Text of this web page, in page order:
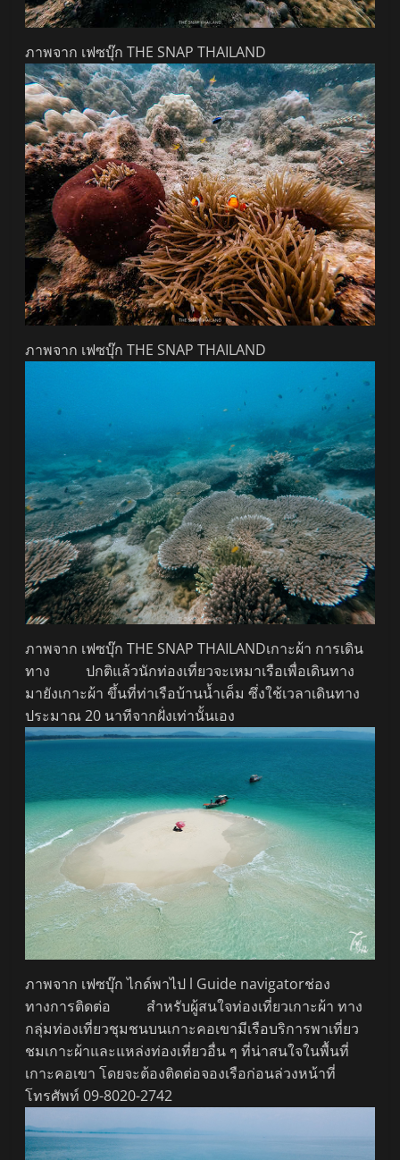
ภาพจาก เฟซบุ๊ก THE SNAP THAILAND
ภาพจาก เฟซบุ๊ก THE SNAP THAILAND
ภาพจาก เฟซบุ๊ก THE SNAP THAILANDเกาะผ้า การเดิน
ทาง ปกติแล้วนักท่องเที่ยวจะเหมาเรือเพื่อเดินทาง
มายังเกาะผ้า ขึ้นที่ท่าเรือบ้านน้ำเค็ม ซึ่งใช้เวลาเดินทาง
ประมาณ 20 นาทีจากฝั่งเท่านั้นเอง
ภาพจาก เฟซบุ๊ก ไกด์พาไป l Guide navigatorช่อง
ทางการติดต่อ สำหรับผู้สนใจท่องเที่ยวเกาะผ้า ทาง
กลุ่มท่องเที่ยวชุมชนบนเกาะคอเขามีเรือบริการพาเที่ยว
ชมเกาะผ้าและแหล่งท่องเที่ยวอื่น ๆ ที่น่าสนใจในพื้นที่
เกาะคอเขา โดยจะต้องติดต่อจองเรือก่อนล่วงหน้าที่
โทรศัพท์ 09-8020-2742